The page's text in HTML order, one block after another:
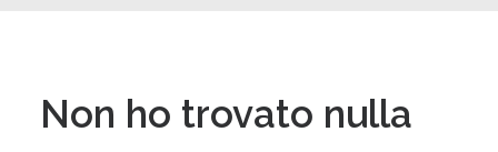
Non ho trovato nulla